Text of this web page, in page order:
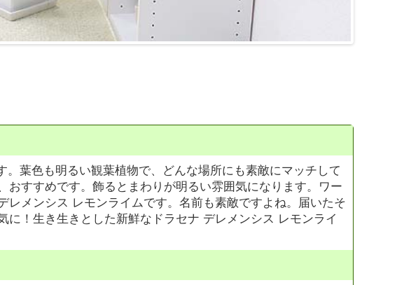
葉色も明るい観葉植物で、どんな場所にも素敵にマッチして
おすすめです。飾るとまわりが明るい雰囲気になります。ワー
メンシス レモンライムです。名前も素敵ですよね。届いたそ
！生き生きとした新鮮なドラセナ デレメンシス レモンライ